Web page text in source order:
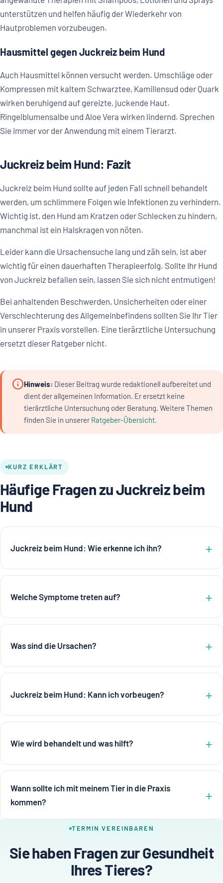
unterstützen und helfen häufig der Wiederkehr von
Hautproblemen vorzubeugen.
Hausmittel gegen Juckreiz beim Hund
Auch Hausmittel können versucht werden. Umschläge oder
Kompressen mit kaltem Schwarztee, Kamillensud oder Quark
wirken beruhigend auf gereizte, juckende Haut.
Ringelblumensalbe und Aloe Vera wirken lindernd. Sprechen
Sie immer vor der Anwendung mit einem Tierarzt.
Juckreiz beim Hund: Fazit
Juckreiz beim Hund sollte auf jeden Fall schnell behandelt
werden, um schlimmere Folgen wie Infektionen zu verhindern.
Wichtig ist, den Hund am Kratzen oder Schlecken zu hindern,
manchmal ist ein Halskragen von nöten.
Leider kann die Ursachensuche lang und zäh sein, ist aber
wichtig für einen dauerhaften Therapieerfolg. Sollte Ihr Hund
von Juckreiz befallen sein, lassen Sie sich nicht entmutigen!
Bei anhaltenden Beschwerden, Unsicherheiten oder einer
Verschlechterung des Allgemeinbefindens sollten Sie Ihr Tier
in unserer Praxis vorstellen. Eine tierärztliche Untersuchung
ersetzt dieser Ratgeber nicht.
Hinweis: Dieser Beitrag wurde redaktionell aufbereitet und
dient der allgemeinen Information. Er ersetzt keine
tierärztliche Untersuchung oder Beratung. Weitere Themen
finden Sie in unserer Ratgeber-Übersicht.
KURZ ERKLÄRT
Häufige Fragen zu Juckreiz beim
Hund
Juckreiz beim Hund: Wie erkenne ich ihn?
Welche Symptome treten auf?
Was sind die Ursachen?
Juckreiz beim Hund: Kann ich vorbeugen?
Wie wird behandelt und was hilft?
Wann sollte ich mit meinem Tier in die Praxis
kommen?
TERMIN VEREINBAREN
Sie haben Fragen zur Gesundheit
Ihres Tieres?